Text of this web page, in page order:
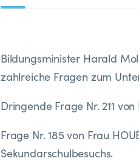
Bildungsminister Harald
zahlreiche Fragen zum
Dringende Frage Nr. 211
Frage Nr. 185 von Frau
Sekundarschulbesuchs.